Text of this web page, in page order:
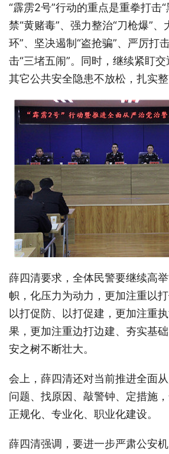
“霹雳2号”行动的重点是重拳打击
禁“黄赌毒”、强力整治“刀枪爆”、
环”、坚决遏制“盗抢骗”、严厉打
击“三堵五闹”。同时，继续紧盯
其它公共安全隐患不放松，扎实整
薛四清要求，全体民警要继续高
帜，化压力为动力，更加注重以打
以打促防、以打促建，更加注重
果，更加注重边打边建、夯实基
安之树不断壮大。
会上，薛四清还对当前推进全面
问题、找原因、敲警钟、定措施
正规化、专业化、职业化建设。
薛四清强调，要进一步严肃公安